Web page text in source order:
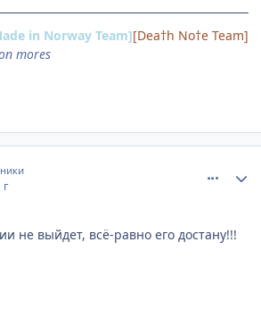
in Norway Team][Dea†h No†e Team]
mores
г
не выйдет, всё-равно его достану!!!